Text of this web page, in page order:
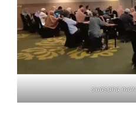
suasana